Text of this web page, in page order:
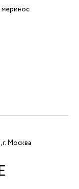
меринос
Москва